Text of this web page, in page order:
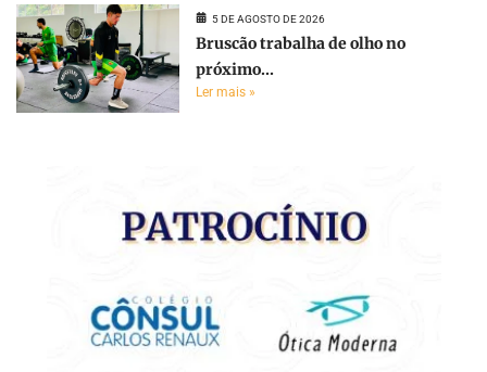
5 DE AGOSTO DE 2026
Bruscão trabalha de olho no
próximo...
Ler mais »